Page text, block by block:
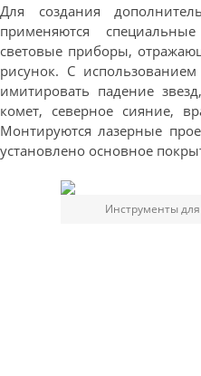
Для создания
применяются
световые приборы,
рисунок. С
имитировать падение
комет, северное сияние,
Монтируются лазерные
установлено основное
Инструменты для